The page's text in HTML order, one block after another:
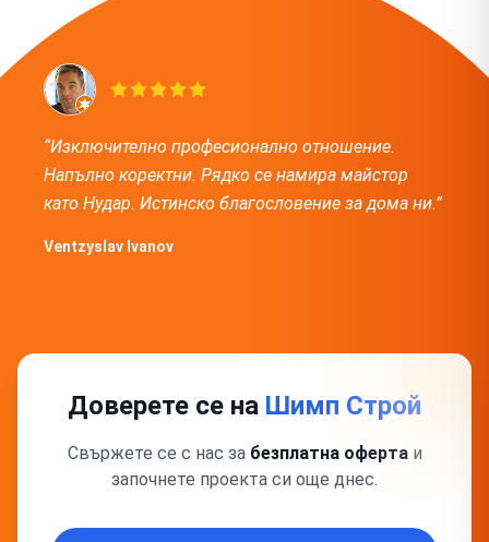
“Изключително професионално отношение.
Напълно коректни. Рядко се намира майстор
като Нудар. Истинско благословение за дома ни.”
Ventzyslav Ivanov
Доверете се на Шимп Строй
Свържете се с нас за безплатна оферта и
започнете проекта си още днес.